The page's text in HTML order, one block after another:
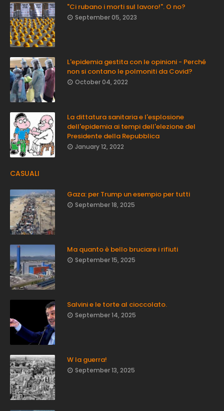
"Ci rubano i morti sul lavoro!". O no?
September 05, 2023
L'epidemia gestita con le opinioni - Perché
non si contano le polmoniti da Covid?
October 04, 2022
La dittatura sanitaria e l'esplosione
dell'epidemia ai tempi dell'elezione del
Presidente della Repubblica
January 12, 2022
CASUALI
Gaza: per Trump un esempio per tutti
September 18, 2025
Ma quanto è bello bruciare i rifiuti
September 15, 2025
Salvini e le torte al cioccolato.
September 14, 2025
W la guerra!
September 13, 2025